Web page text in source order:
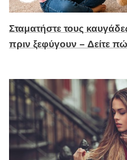
Σταματήστε τους
πριν ξεφύγουν – Δείτε